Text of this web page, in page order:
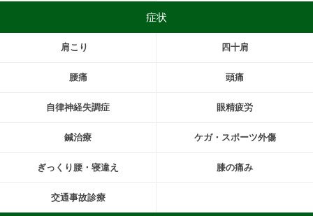
症状
肩こり 四十肩
腰痛 頭痛
自律神経失調症 眼精疲労
鍼治療 ケガ・スポーツ外傷
ぎっくり腰・寝違え 膝の痛み
交通事故診療